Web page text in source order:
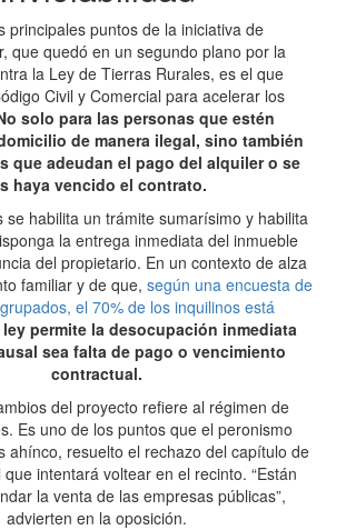
principales puntos de la iniciativa de
que quedó en un segundo plano por la
la Ley de Tierras Rurales, es el que
Civil y Comercial para acelerar los
solo para las personas que estén
de manera ilegal, sino también
que adeudan el pago del alquiler o se
haya vencido el contrato.
se habilita un trámite sumarísimo y habilita
la entrega inmediata del inmueble
del propietario. En un contexto de alza
familiar y de que, según una encuesta de
el 70% de los inquilinos está
ley permite la desocupación inmediata
sea falta de pago o vencimiento
contractual.
del proyecto refiere al régimen de
Es uno de los puntos que el peronismo
ahínco, resuelto el rechazo del capítulo de
intentará voltear en el recinto. “Están
la venta de las empresas públicas”,
advierten en la oposición.